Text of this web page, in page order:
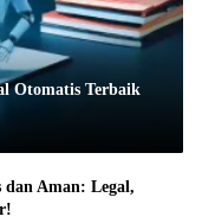
Otomatis Terbaik
Aman: Legal,